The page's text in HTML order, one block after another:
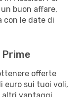
buon affare,
con le date di
offerte
euro sui tuoi voli,